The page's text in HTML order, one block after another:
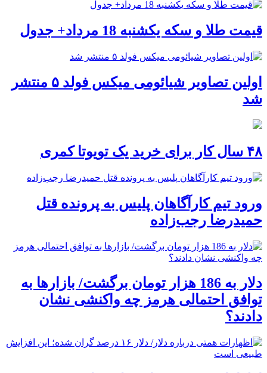
قیمت طلا و سکه یکشنبه 18 مرداد+ جدول
اولین تصاویر شیائومی میکس فولد ۵ منتشر
شد
۴۸ سال کار برای خرید یک تویوتا کمری
ورود تیم کارآگاهان پلیس به پرونده قتل
حمیدرضا رجب‌زاده
دلار به 186 هزار تومان برگشت/ بازارها به
توافق احتمالی هرمز چه واکنشی نشان
دادند؟